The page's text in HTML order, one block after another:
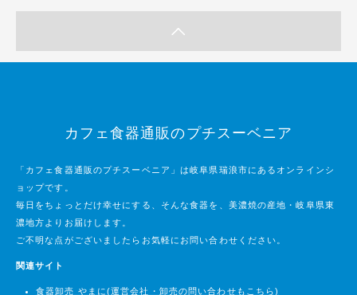
カフェ食器通販のプチスーベニア
「カフェ食器通販のプチスーベニア」は岐阜県瑞浪市にあるオンラインシ
ョップです。
毎日をちょっとだけ幸せにする、そんな食器を、美濃焼の産地・岐阜県東
濃地方よりお届けします。
ご不明な点がございましたらお気軽にお問い合わせください。
関連サイト
食器卸売 やまに(運営会社・卸売の問い合わせもこちら)